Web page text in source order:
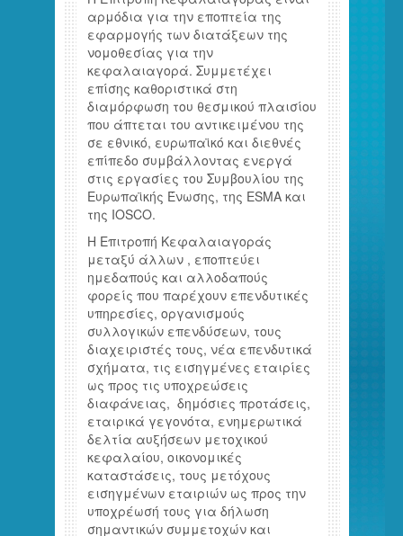
αρμόδια για την εποπτεία της
εφαρμογής των διατάξεων της
νομοθεσίας για την
κεφαλαιαγορά. Συμμετέχει
επίσης καθοριστικά στη
διαμόρφωση του θεσμικού πλαισίου
που άπτεται του αντικειμένου της
σε εθνικό, ευρωπαϊκό και διεθνές
επίπεδο συμβάλλοντας ενεργά
στις εργασίες του Συμβουλίου της
Ευρωπαϊκής Ένωσης, της ESMA και
της IOSCO.
Η Επιτροπή Κεφαλαιαγοράς
μεταξύ άλλων , εποπτεύει
ημεδαπούς και αλλοδαπούς
φορείς που παρέχουν επενδυτικές
υπηρεσίες, οργανισμούς
συλλογικών επενδύσεων, τους
διαχειριστές τους, νέα επενδυτικά
σχήματα, τις εισηγμένες εταιρίες
ως προς τις υποχρεώσεις
διαφάνειας, δημόσιες προτάσεις,
εταιρικά γεγονότα, ενημερωτικά
δελτία αυξήσεων μετοχικού
κεφαλαίου, οικονομικές
καταστάσεις, τους μετόχους
εισηγμένων εταιριών ως προς την
υποχρέωσή τους για δήλωση
σημαντικών συμμετοχών και